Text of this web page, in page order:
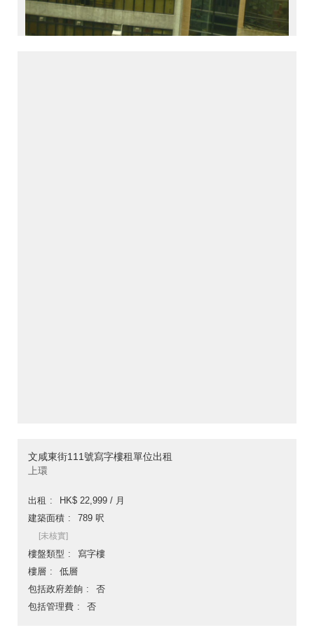
文咸東街111號寫字樓租單位出租
上環
出租
HK$ 22,999 / 月
建築面積
789 呎
[未核實]
樓盤類型
寫字樓
樓層
低層
包括政府差餉
否
包括管理費
否